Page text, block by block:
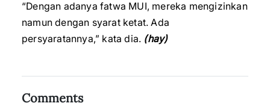
“Dengan adanya fatwa MUI, mereka mengizinkan
namun dengan syarat ketat. Ada
persyaratannya,” kata dia. (hay)
Comments